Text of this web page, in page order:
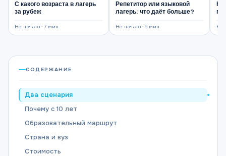
С какого возраста в лагерь
за рубеж
Не начато · 7 мин
Репетитор или языковой
лагерь: что даёт больше?
Не начато · 9 мин Не
СОДЕРЖАНИЕ
Два сценария
Почему с 10 лет
Образовательный маршрут
Страна и вуз
Стоимость